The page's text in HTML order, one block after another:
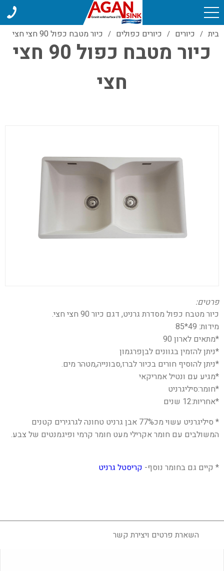
בית / כיורים / כיורים כפולים / כיור מטבח כפול 90 חצי חצי
כיור מטבח כפול 90 חצי
חצי
פרטים:
כיור מטבח כפול מסדרת גרניט, דגם כיור 90 חצי חצי.
מידות: 49*85
*מתאים לארון 90
*ניתן להזמין בגוונים לבןפרגמון
*ניתן להוסיף חורים בכיור לברז,סבונייה,מטהר מים.
*מגיע עם ונטיל אמריקאי
*חומר:סיליגרניט
*אחריות:12 שנים
* סיליגרניט עשוי מכ77% אבן גרניט טחונה לגרגירים קטנים
המשולבים עם חומר אקרילי מעט חומר קרמי ופיגמנטים של צבע.
* קיים גם בחומר נוסף- קריסטל גרניט
השארת פרטים ויצירת קשר